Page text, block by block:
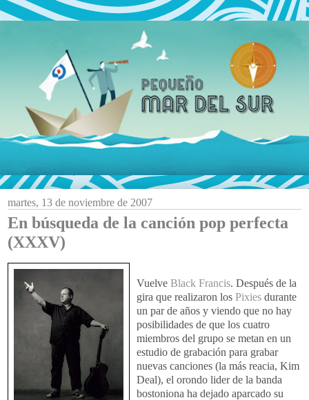
martes, 13 de noviembre de 2007
En búsqueda de la canción pop perfecta
(XXXV)
Vuelve Black Francis. Después de la
gira que realizaron los Pixies durante
un par de años y viendo que no hay
posibilidades de que los cuatro
miembros del grupo se metan en un
estudio de grabación para grabar
nuevas canciones (la más reacia, Kim
Deal), el orondo lider de la banda
bostoniona ha dejado aparcado su